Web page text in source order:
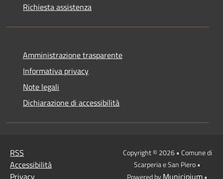
Richiesta assistenza
Amministrazione trasparente
Informativa privacy
Note legali
Dichiarazione di accessibilità
RSS
Accessibilità
Privacy
Copyright © 2026 • Comune di
Scarperia e San Piero •
Powered byMunicipium•